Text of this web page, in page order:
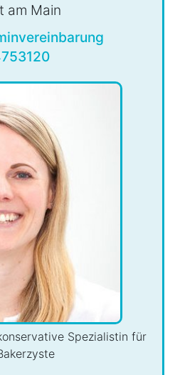
am Main
Spezialistin für